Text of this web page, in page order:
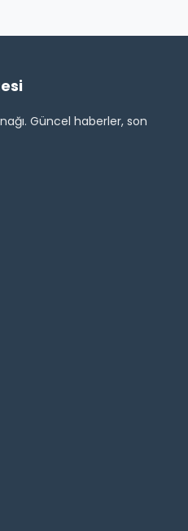
Güncel haberler, son